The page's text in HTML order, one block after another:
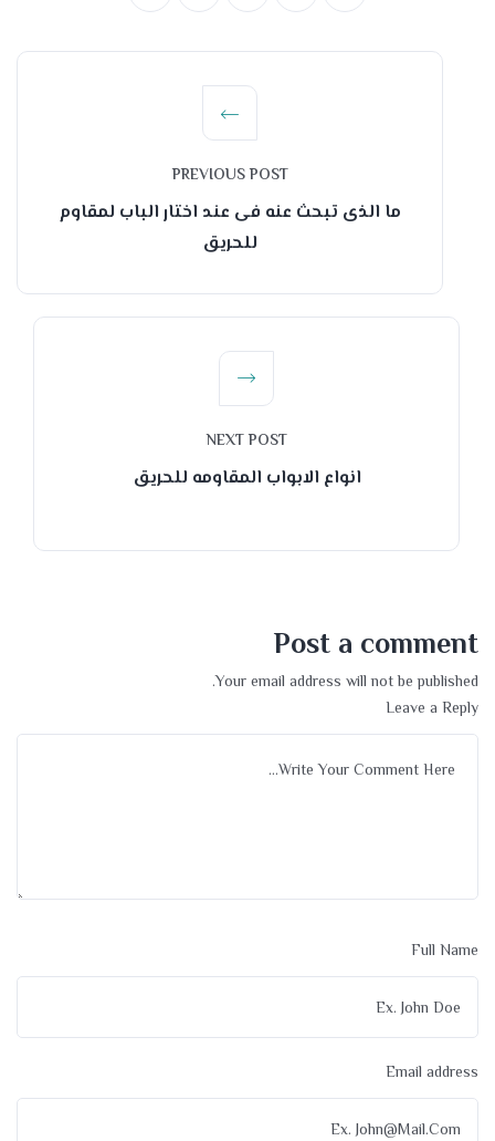
PREVIOUS POST
ما الذى تبحث عنه فى عند اختار الباب لمقاوم
للحريق
NEXT POST
انواع الابواب المقاومه للحريق
Post a comment
Your email address will not be published.
Leave a Reply
Full Name
Email address